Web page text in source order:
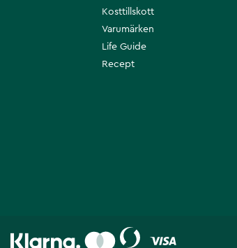
Kosttillskott
Varumärken
Life Guide
Recept